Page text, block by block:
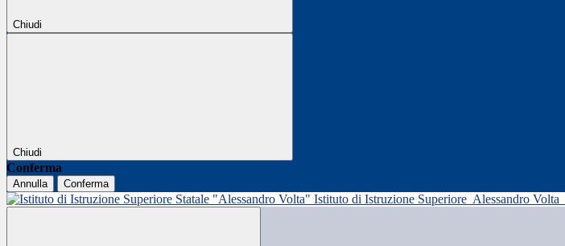
Chiudi
Chiudi
Conferma
Annulla Conferma
Istituto di Istruzione Superiore Alessandro Volta